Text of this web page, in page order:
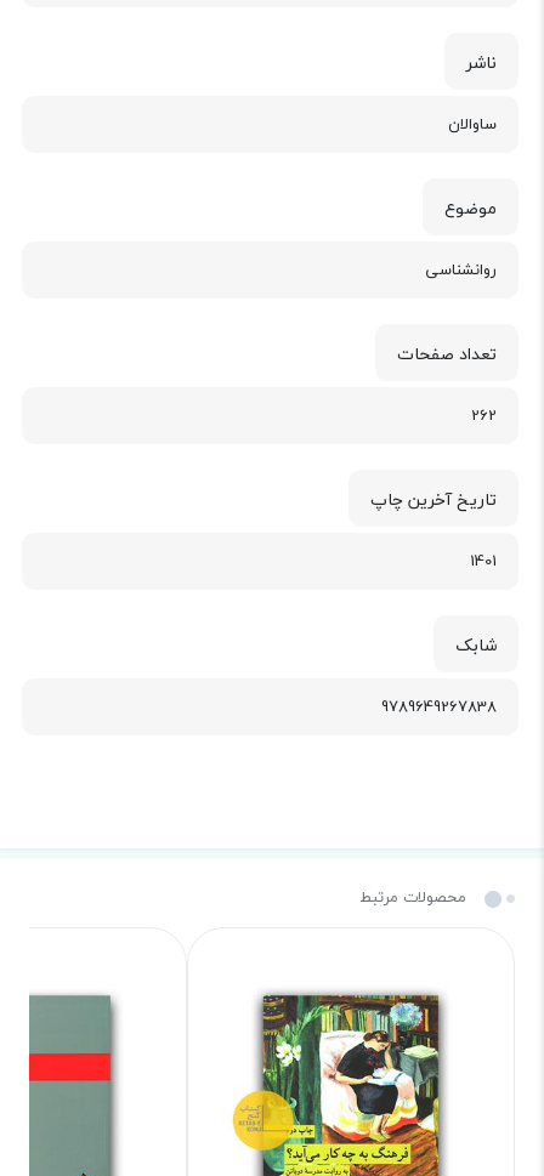
ناشر
ساوالان
موضوع
روانشناسی
تعداد صفحات
262
تاریخ آخرین چاپ
1401
شابک
9789649267838
محصولات مرتبط